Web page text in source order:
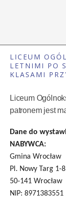
LICEUM
LETNIMI PO
KLASAMI
Liceum
patronem jest
Dane do
NABYWCA:
Gmina Wrocław
Pl. Nowy Targ 1-8
50-141 Wrocław
NIP: 8971383551